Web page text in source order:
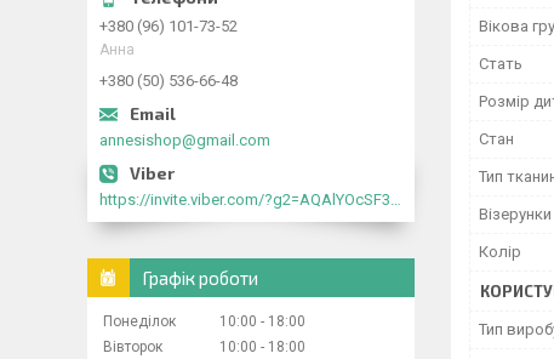
Вікова
Стать
Розмір
Стан
Тип
Колір
Тип
+380 (96) 101-73-52
Анна
+380 (50) 536-66-48
annesishop@gmail.com
https://invite.viber.com/?g2=AQAlYOcSF30rb0kdJdojYDWtk4sNE5eWPg2Om5jJmRlpJwnTwfwnCzMMxer2vioZ"
Графік роботи
Понеділок 10:00
18:00
Вівторок
10:00 18:00